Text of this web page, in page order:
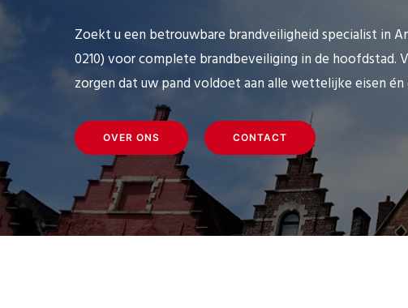
Zoekt u een betrouwbare brandveiligheid specialist in
0210) voor complete brandbeveiliging in de
zorgen dat uw pand voldoet aan alle wettelijke eisen
OVER ONS CONTACT